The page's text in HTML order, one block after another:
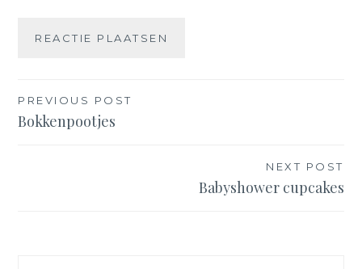
Bericht
navigatie
PREVIOUS POST
Bokkenpootjes
NEXT POST
Babyshower cupcakes